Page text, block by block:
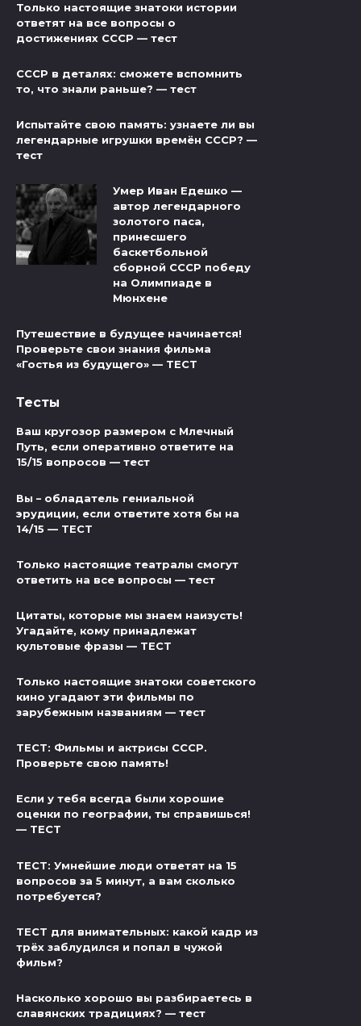
Только настоящие знатоки истории
ответят на все вопросы о
достижениях СССР — тест
СССР в деталях: сможете вспомнить
то, что знали раньше? — тест
Испытайте свою память: узнаете ли вы
легендарные игрушки времён СССР? —
тест
Умер Иван Едешко —
автор легендарного
золотого паса,
принесшего
баскетбольной
сборной СССР победу
на Олимпиаде в
Мюнхене
Путешествие в будущее начинается!
Проверьте свои знания фильма
«Гостья из будущего» — ТЕСТ
Тесты
Ваш кругозор размером с Млечный
Путь, если оперативно ответите на
15/15 вопросов — тест
Вы – обладатель гениальной
эрудиции, если ответите хотя бы на
14/15 — ТЕСТ
Только настоящие театралы смогут
ответить на все вопросы — тест
Цитаты, которые мы знаем наизусть!
Угадайте, кому принадлежат
культовые фразы — ТЕСТ
Только настоящие знатоки советского
кино угадают эти фильмы по
зарубежным названиям — тест
ТЕСТ: Фильмы и актрисы СССР.
Проверьте свою память!
Если у тебя всегда были хорошие
оценки по географии, ты справишься!
— ТЕСТ
ТЕСТ: Умнейшие люди ответят на 15
вопросов за 5 минут, а вам сколько
потребуется?
ТЕСТ для внимательных: какой кадр из
трёх заблудился и попал в чужой
фильм?
Насколько хорошо вы разбираетесь в
славянских традициях? — тест